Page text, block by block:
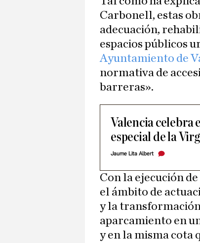
Carbonell, estas
adecuación,
espacios públicos
Ayuntamiento de
normativa de
barreras».
Valencia celebra
especial de la
Jaume Lita Albert
Con la ejecución
el ámbito de
y la transformación
aparcamiento en
y en la misma cota